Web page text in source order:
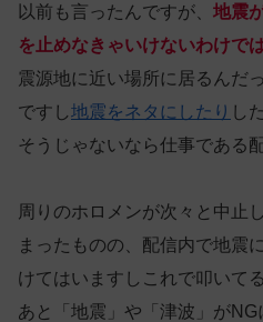
以前も言ったんですが、 地震
を止めなきゃいけないわけで
震源地に近い場所に居るんだ
ですし地震をネタにしたり し
そうじゃないなら仕事である
周りのホロメンが次々と中止
まったものの、配信内で地震
けてはいますしこれで叩いて
あと「地震」や「津波」が